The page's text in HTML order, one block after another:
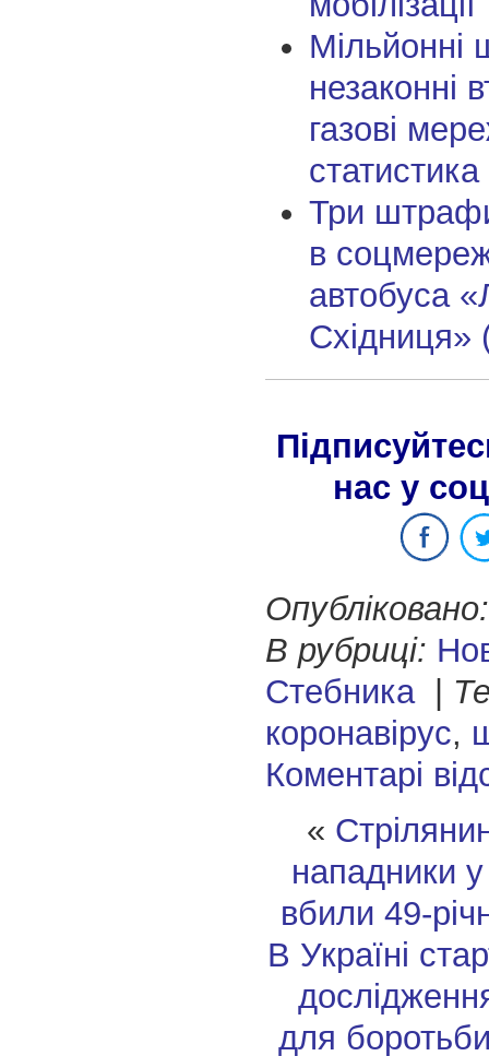
Мільйонні
незаконні
газові
Три
в
автобуса
Східниця»
нас у
Опубліковано:
В рубриці:
Стебника|
коронавірус,
Коментарі
«
нападники
вбили 49-
В Україні
для